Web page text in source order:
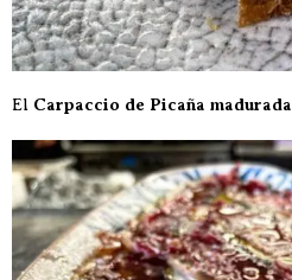
El Carpaccio de Picaña madurada